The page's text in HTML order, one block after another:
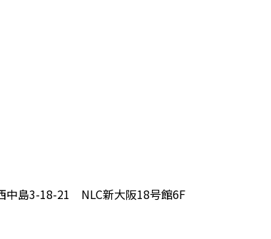
中島3-18-21 NLC新大阪18号館6F